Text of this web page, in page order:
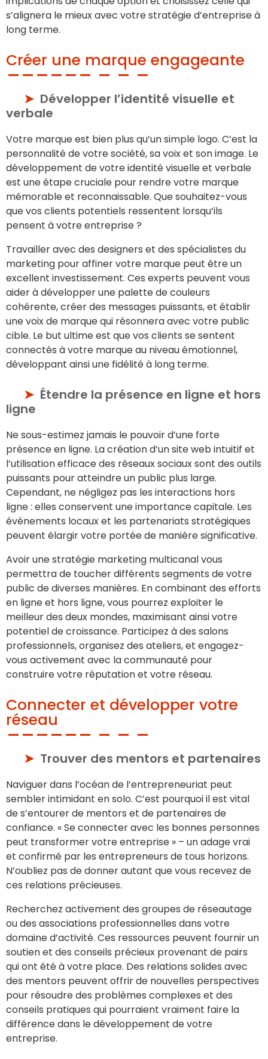
s’alignera le mieux avec votre stratégie d’entreprise à
long terme.
Créer une marque engageante
Développer l’identité visuelle et
verbale
Votre marque est bien plus qu’un simple logo. C’est la
personnalité de votre société, sa voix et son image. Le
développement de votre identité visuelle et verbale
est une étape cruciale pour rendre votre marque
mémorable et reconnaissable. Que souhaitez-vous
que vos clients potentiels ressentent lorsqu’ils
pensent à votre entreprise ?
Travailler avec des designers et des spécialistes du
marketing pour affiner votre marque peut être un
excellent investissement. Ces experts peuvent vous
aider à développer une palette de couleurs
cohérente, créer des messages puissants, et établir
une voix de marque qui résonnera avec votre public
cible. Le but ultime est que vos clients se sentent
connectés à votre marque au niveau émotionnel,
développant ainsi une fidélité à long terme.
Étendre la présence en ligne et hors
ligne
Ne sous-estimez jamais le pouvoir d’une forte
présence en ligne. La création d’un site web intuitif et
l’utilisation efficace des réseaux sociaux sont des outils
puissants pour atteindre un public plus large.
Cependant, ne négligez pas les interactions hors
ligne : elles conservent une importance capitale. Les
événements locaux et les partenariats stratégiques
peuvent élargir votre portée de manière significative.
Avoir une stratégie marketing multicanal vous
permettra de toucher différents segments de votre
public de diverses manières. En combinant des efforts
en ligne et hors ligne, vous pourrez exploiter le
meilleur des deux mondes, maximisant ainsi votre
potentiel de croissance. Participez à des salons
professionnels, organisez des ateliers, et engagez-
vous activement avec la communauté pour
construire votre réputation et votre réseau.
Connecter et développer votre
réseau
Trouver des mentors et partenaires
Naviguer dans l’océan de l’entrepreneuriat peut
sembler intimidant en solo. C’est pourquoi il est vital
de s’entourer de mentors et de partenaires de
confiance. « Se connecter avec les bonnes personnes
peut transformer votre entreprise » – un adage vrai
et confirmé par les entrepreneurs de tous horizons.
N’oubliez pas de donner autant que vous recevez de
ces relations précieuses.
Recherchez activement des groupes de réseautage
ou des associations professionnelles dans votre
domaine d’activité. Ces ressources peuvent fournir un
soutien et des conseils précieux provenant de pairs
qui ont été à votre place. Des relations solides avec
des mentors peuvent offrir de nouvelles perspectives
pour résoudre des problèmes complexes et des
conseils pratiques qui pourraient vraiment faire la
différence dans le développement de votre
entreprise.